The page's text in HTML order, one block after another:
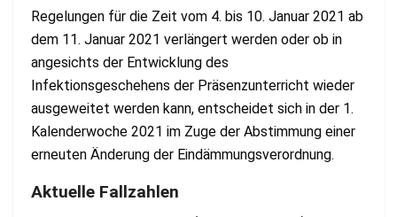
Regelungen für die Zeit vom 4. bis 10. Januar 2021 ab
dem 11. Januar 2021 verlängert werden oder ob in
angesichts der Entwicklung des
Infektionsgeschehens der Präsenzunterricht wieder
ausgeweitet werden kann, entscheidet sich in der 1.
Kalenderwoche 2021 im Zuge der Abstimmung einer
erneuten Änderung der Eindämmungsverordnung.
Aktuelle Fallzahlen